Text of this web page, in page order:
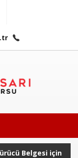
Belgesi için